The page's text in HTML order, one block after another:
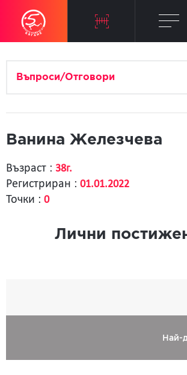
Въпроси/Отговори
Ванина Железчева
Възраст : 38г.
Регистриран : 01.01.2022
Точки : 0
Лични
Най-